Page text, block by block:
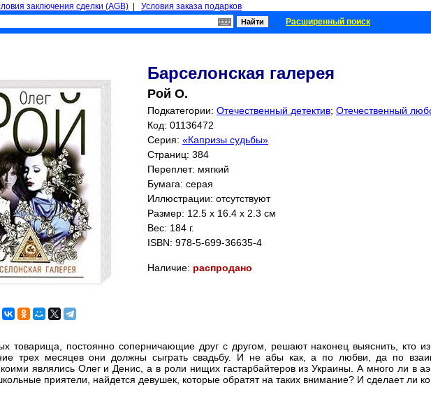
заключения сделки (AGB) Условия заказа подарков
Расширенный поиск
Барселонская галерея
Рой О.
Подкатегории: Отечественный детектив; Отечественный
Код: 01136472
Серия: «Капризы судьбы»
Страниц: 384
Переплет: мягкий
Бумага: серая
Иллюстрации: отсутствуют
Размер: 12.5 x 16.4 x 2.3 см
Вес: 184 г.
ISBN: 978-5-699-36635-4
Наличие: распродано
товарища, постоянно соперничающие друг с другом, решают наконец выяснить, кто
трех месяцев они должны сыграть свадьбу. И не абы как, а по любви, да по
являлись Олег и Денис, а в роли нищих гастарбайтеров из Украины. А много ли в
приятели, найдется девушек, которые обратят на таких внимание? И сделает ли